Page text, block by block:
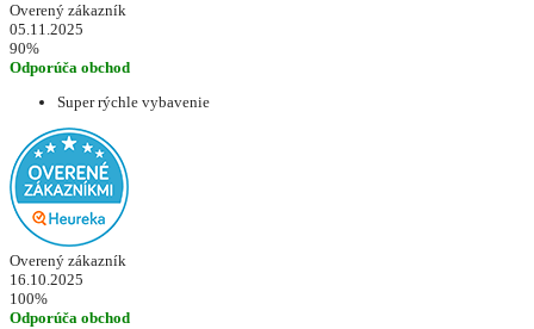
Overený zákazník
05.11.2025
90%
Odporúča obchod
Super rýchle vybavenie
Overený zákazník
16.10.2025
100%
Odporúča obchod